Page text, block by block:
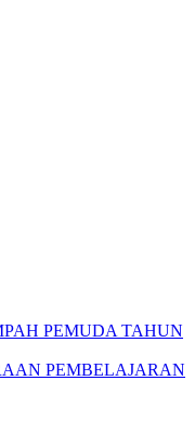
PEMUDA TAHUN
PEMBELAJARAN